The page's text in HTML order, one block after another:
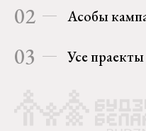
02 Асобы
03 Усе